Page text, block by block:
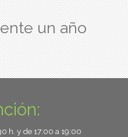
un año
h. y de 17:00 a 19:00